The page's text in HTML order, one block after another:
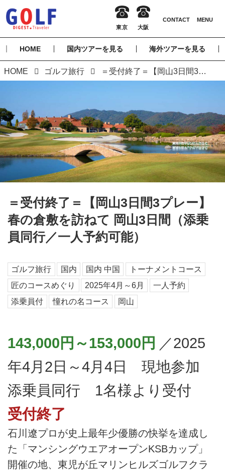
HOME 国内ツアーを見る 海外ツアーを見る
HOME ゴルフ旅行 ＝受付終了＝【岡山3日間3プレー】春の倉敷を訪ねて 岡山3日間（添乗員同行／一人予約可能）
＝受付終了＝【岡山3日間3プレー】
春の倉敷を訪ねて 岡山3日間（添乗
員同行／一人予約可能）
ゴルフ旅行 国内 国内 中国
トーナメントコース
匠のコースめぐり
2025年4月～6月
一人予約
添乗員付
憧れの名コース 岡山
143,000円～153,000円 ／2025
年4月2日～4月4日 現地参加
添乗員同行 1名様より受付
受付終了
石川遼プロが史上最年少優勝の快挙を達成し
た「マンシングウエアオープンKSBカップ」
開催の地、東児が丘マリンヒルズゴルフクラ